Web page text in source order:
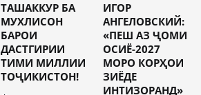
ТАШАККУР БА
МУХЛИСОН
БАРОИ
ДАСТГИРИИ
ТИМИ МИЛЛИИ
ТОҶИКИСТОН!
ИГОР
АНГЕЛОВСКИЙ:
«ПЕШ АЗ ҶОМИ
ОСИЁ-2027
МОРО КОРҲОИ
ЗИЁДЕ
ИНТИЗОРАНД»